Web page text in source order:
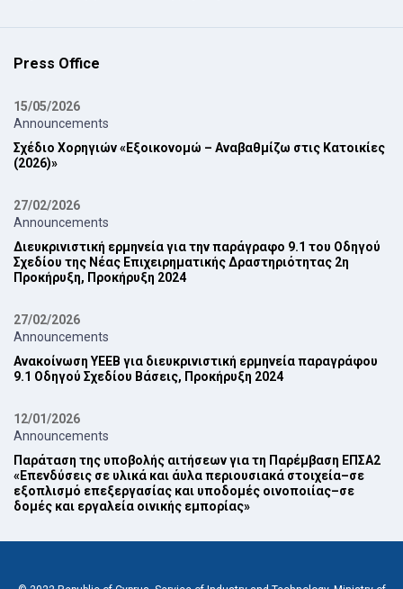
Press Office
15/05/2026
Announcements
Σχέδιο Χορηγιών «Εξοικονομώ – Αναβαθμίζω στις Κατοικίες
(2026)»
27/02/2026
Announcements
Διευκρινιστική ερμηνεία για την παράγραφο 9.1 του Οδηγού
Σχεδίου της Νέας ‎Επιχειρηματικής Δραστηριότητας 2η
Προκήρυξη, Προκήρυξη 2024‎
27/02/2026
Announcements
Ανακοίνωση ΥΕΕΒ για διευκρινιστική ερμηνεία παραγράφου
9.1 Οδηγού Σχεδίου Βάσεις, Προκήρυξη 2024‎
12/01/2026
Announcements
Παράταση της υποβολής αιτήσεων για τη Παρέμβαση ΕΠ‎ΣΑ2
‎«Επενδύσεις σε υλικά και άυλα περιουσιακά στοιχεία–σε
εξοπλισμό επεξεργασίας και ‎υποδομές οινοποιίας–σε
δομές και εργαλεία οινικής εμπορίας»‎